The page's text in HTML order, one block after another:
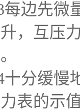
每边先微
，互压
十分缓慢
表的示